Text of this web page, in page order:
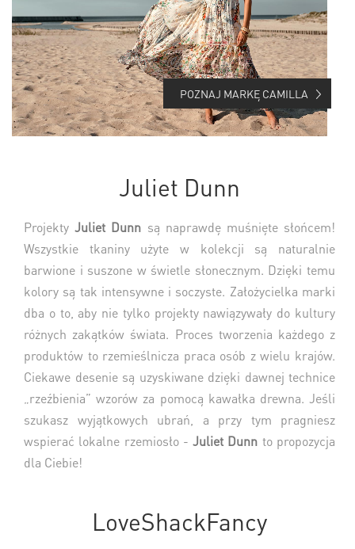
POZNAJ MARKĘ CAMILLA
Juliet Dunn
ProjektyJuliet Dunn są naprawdę muśnięte słońcem!
Wszystkie tkaniny użyte w kolekcji są naturalnie
barwione i suszone w świetle słonecznym. Dzięki temu
kolory są tak intensywne i soczyste. Założycielka marki
dba o to, aby nie tylko projekty nawiązywały do kultury
różnych zakątków świata. Proces tworzenia każdego z
produktów to rzemieślnicza praca osób z wielu krajów.
Ciekawe desenie są uzyskiwane dzięki dawnej technice
„rzeźbienia” wzorów za pomocą kawałka drewna. Jeśli
szukasz wyjątkowych ubrań, a przy tym pragniesz
wspierać lokalne rzemiosło -Juliet Dunn to propozycja
dla Ciebie!
LoveShackFancy